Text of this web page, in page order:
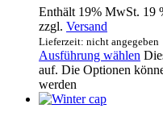
Enthält 19% MwSt. 19
zzgl. Versand
Lieferzeit: nicht angegeben
Ausführung wählen
auf. Die Optionen
werden